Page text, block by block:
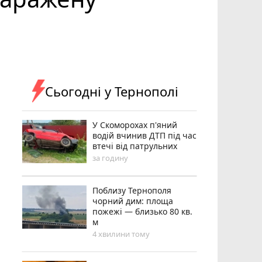
Сьогодні у Тернополі
У Скоморохах п'яний
водій вчинив ДТП під час
втечі від патрульних
за годину
Поблизу Тернополя
чорний дим: площа
пожежі — близько 80 кв.
м
4 хвилини тому